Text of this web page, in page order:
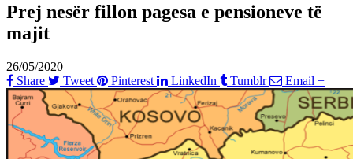
Prej nesër fillon pagesa e pensioneve të
majit
26/05/2020
Share
Tweet Pinterest LinkedIn Tumblr Email +